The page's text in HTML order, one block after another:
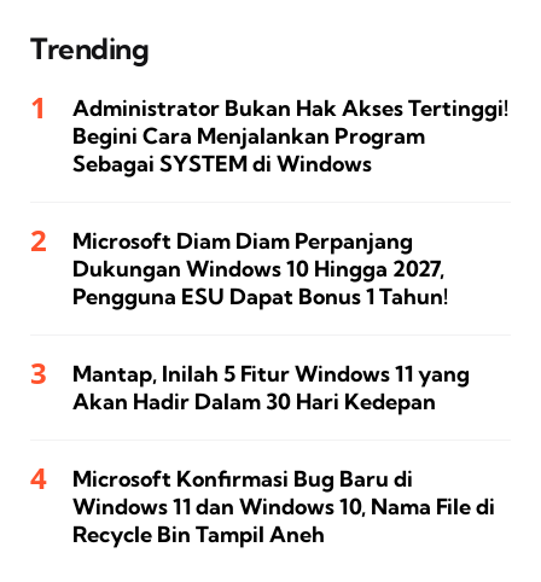
Trending
Administrator Bukan Hak Akses Tertinggi!
Begini Cara Menjalankan Program
Sebagai SYSTEM di Windows
Microsoft Diam Diam Perpanjang
Dukungan Windows 10 Hingga 2027,
Pengguna ESU Dapat Bonus 1 Tahun!
Mantap, Inilah 5 Fitur Windows 11 yang
Akan Hadir Dalam 30 Hari Kedepan
Microsoft Konfirmasi Bug Baru di
Windows 11 dan Windows 10, Nama File di
Recycle Bin Tampil Aneh